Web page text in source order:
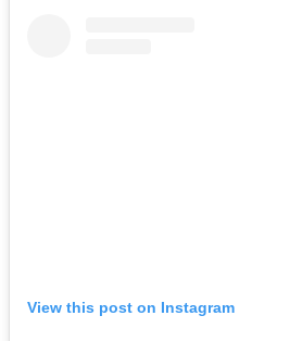
View this post on Instagram